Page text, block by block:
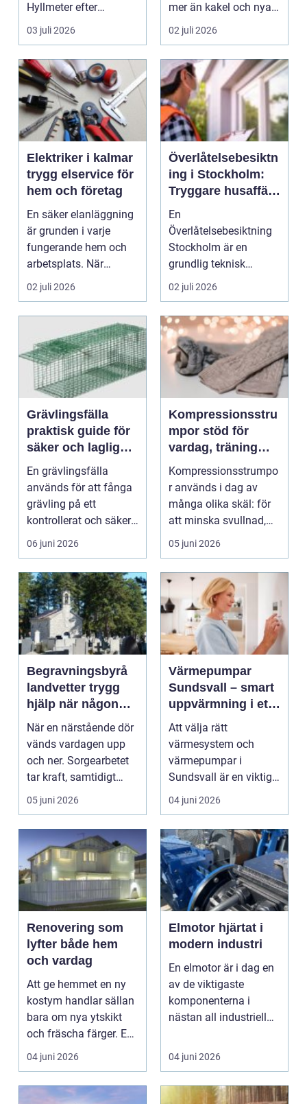
Hyllmeter efter
hyllmeter med
torrfoder,...
03 juli 2026
mer än kakel och nya
kranar. För många i
Göteborg ...
02 juli 2026
Elektriker i kalmar
trygg elservice för
hem och företag
En säker elanläggning
är grunden i varje
fungerande hem och
arbetsplats. När
strömmen krånglar, en
k...
02 juli 2026
Överlåtelsebesiktn
ing i Stockholm:
Tryggare husaffär
med rätt kunskap
En
Överlåtelsebesiktning
Stockholm är en
grundlig teknisk
genomgång av ett
hus...
02 juli 2026
Grävlingsfälla
praktisk guide för
säker och laglig
fångst
En grävlingsfälla
används för att fånga
grävling på ett
kontrollerat och säkert
sätt, ofta i samband...
06 juni 2026
Kompressionsstru
mpor stöd för
vardag, träning
och återhämtning
Kompressionsstrumpo
r används i dag av
många olika skäl: för
att minska svullnad,
förebygga blodpropp...
05 juni 2026
Begravningsbyrå
landvetter trygg
hjälp när någon
gått bort
När en närstående dör
vänds vardagen upp
och ner. Sorgearbetet
tar kraft, samtidigt
som många prakti...
05 juni 2026
Värmepumpar
Sundsvall – smart
uppvärmning i ett
kallt klimat
Att välja rätt
värmesystem och
värmepumpar i
Sundsvall är en viktig
investe...
04 juni 2026
Renovering som
lyfter både hem
och vardag
Att ge hemmet en ny
kostym handlar sällan
bara om nya ytskikt
och fräscha färger. En
genomtänkt reno...
04 juni 2026
Elmotor hjärtat i
modern industri
En elmotor är i dag en
av de viktigaste
komponenterna i
nästan all industriell
04 juni 2026